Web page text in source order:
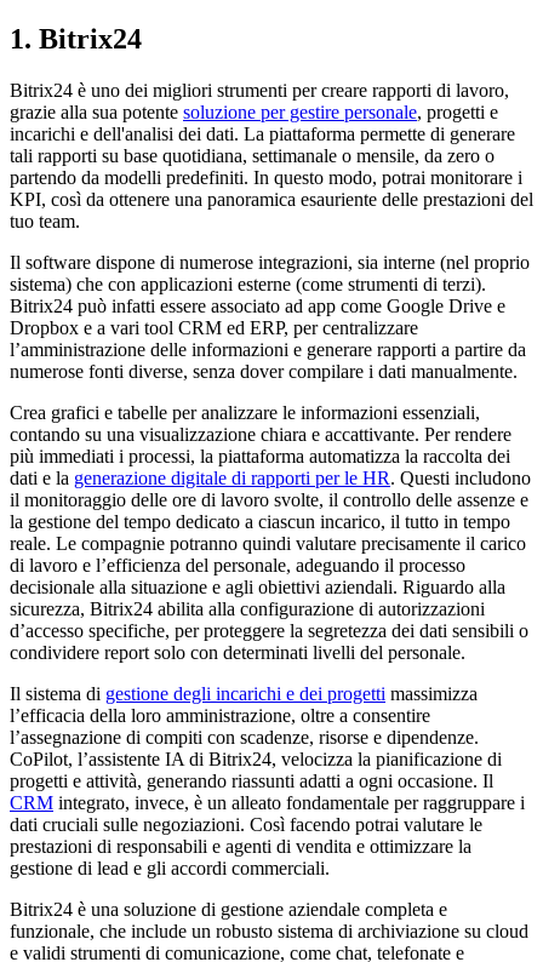
1. Bitrix24
Bitrix24 è uno dei migliori strumenti per creare rapporti di lavoro,
grazie alla sua potente soluzione per gestire personale, progetti e
incarichi e dell'analisi dei dati. La piattaforma permette di generare
tali rapporti su base quotidiana, settimanale o mensile, da zero o
partendo da modelli predefiniti. In questo modo, potrai monitorare i
KPI, così da ottenere una panoramica esauriente delle prestazioni del
tuo team.
Il software dispone di numerose integrazioni, sia interne (nel proprio
sistema) che con applicazioni esterne (come strumenti di terzi).
Bitrix24 può infatti essere associato ad app come Google Drive e
Dropbox e a vari tool CRM ed ERP, per centralizzare
l’amministrazione delle informazioni e generare rapporti a partire da
numerose fonti diverse, senza dover compilare i dati manualmente.
Crea grafici e tabelle per analizzare le informazioni essenziali,
contando su una visualizzazione chiara e accattivante. Per rendere
più immediati i processi, la piattaforma automatizza la raccolta dei
dati e la generazione digitale di rapporti per le HR. Questi includono
il monitoraggio delle ore di lavoro svolte, il controllo delle assenze e
la gestione del tempo dedicato a ciascun incarico, il tutto in tempo
reale. Le compagnie potranno quindi valutare precisamente il carico
di lavoro e l’efficienza del personale, adeguando il processo
decisionale alla situazione e agli obiettivi aziendali. Riguardo alla
sicurezza, Bitrix24 abilita alla configurazione di autorizzazioni
d’accesso specifiche, per proteggere la segretezza dei dati sensibili o
condividere report solo con determinati livelli del personale.
Il sistema di gestione degli incarichi e dei progetti massimizza
l’efficacia della loro amministrazione, oltre a consentire
l’assegnazione di compiti con scadenze, risorse e dipendenze.
CoPilot, l’assistente IA di Bitrix24, velocizza la pianificazione di
progetti e attività, generando riassunti adatti a ogni occasione. Il
CRM integrato, invece, è un alleato fondamentale per raggruppare i
dati cruciali sulle negoziazioni. Così facendo potrai valutare le
prestazioni di responsabili e agenti di vendita e ottimizzare la
gestione di lead e gli accordi commerciali.
Bitrix24 è una soluzione di gestione aziendale completa e
funzionale, che include un robusto sistema di archiviazione su cloud
e validi strumenti di comunicazione, come chat, telefonate e